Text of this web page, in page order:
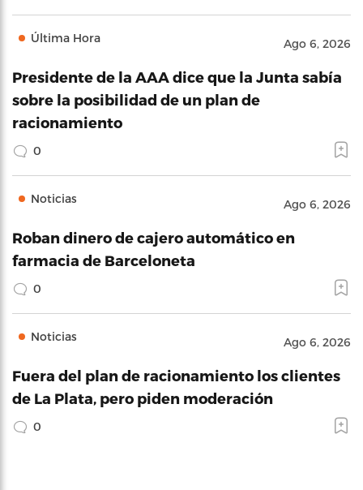
Última Hora Ago 6, 2026
Presidente de la AAA dice que la Junta sabía
sobre la posibilidad de un plan de
racionamiento
0
Noticias Ago 6, 2026
Roban dinero de cajero automático en
farmacia de Barceloneta
0
Noticias Ago 6, 2026
Fuera del plan de racionamiento los clientes
de La Plata, pero piden moderación
0